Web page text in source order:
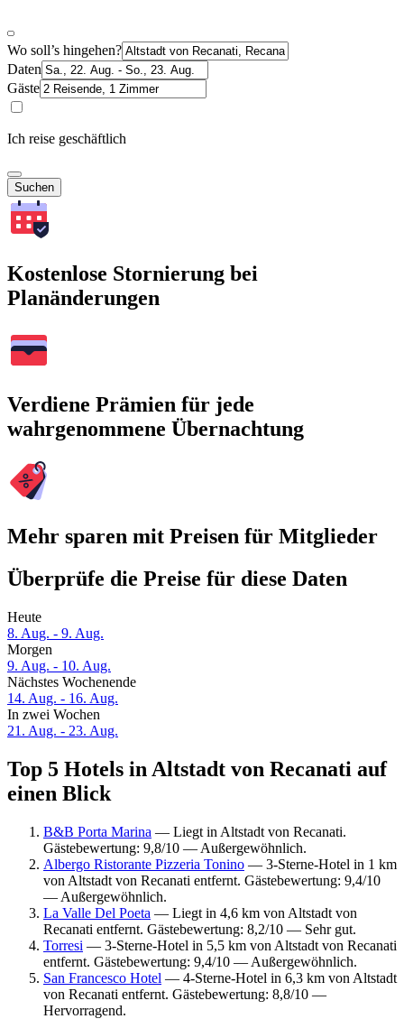
Wo soll’s hingehen?
Daten
Gäste
Ich reise geschäftlich
Suchen
Kostenlose Stornierung bei
Planänderungen
Verdiene Prämien für jede
wahrgenommene Übernachtung
Mehr sparen mit Preisen für Mitglieder
Überprüfe die Preise für diese Daten
Heute
8. Aug. - 9. Aug.
Morgen
9. Aug. - 10. Aug.
Nächstes Wochenende
14. Aug. - 16. Aug.
In zwei Wochen
21. Aug. - 23. Aug.
Top 5 Hotels in Altstadt von Recanati auf
einen Blick
B&B Porta Marina — Liegt in Altstadt von Recanati.
Gästebewertung: 9,8/10 — Außergewöhnlich.
Albergo Ristorante Pizzeria Tonino — 3-Sterne-Hotel in 1 km
von Altstadt von Recanati entfernt. Gästebewertung: 9,4/10
— Außergewöhnlich.
La Valle Del Poeta — Liegt in 4,6 km von Altstadt von
Recanati entfernt. Gästebewertung: 8,2/10 — Sehr gut.
Torresi — 3-Sterne-Hotel in 5,5 km von Altstadt von Recanati
entfernt. Gästebewertung: 9,4/10 — Außergewöhnlich.
San Francesco Hotel — 4-Sterne-Hotel in 6,3 km von Altstadt
von Recanati entfernt. Gästebewertung: 8,8/10 —
Hervorragend.